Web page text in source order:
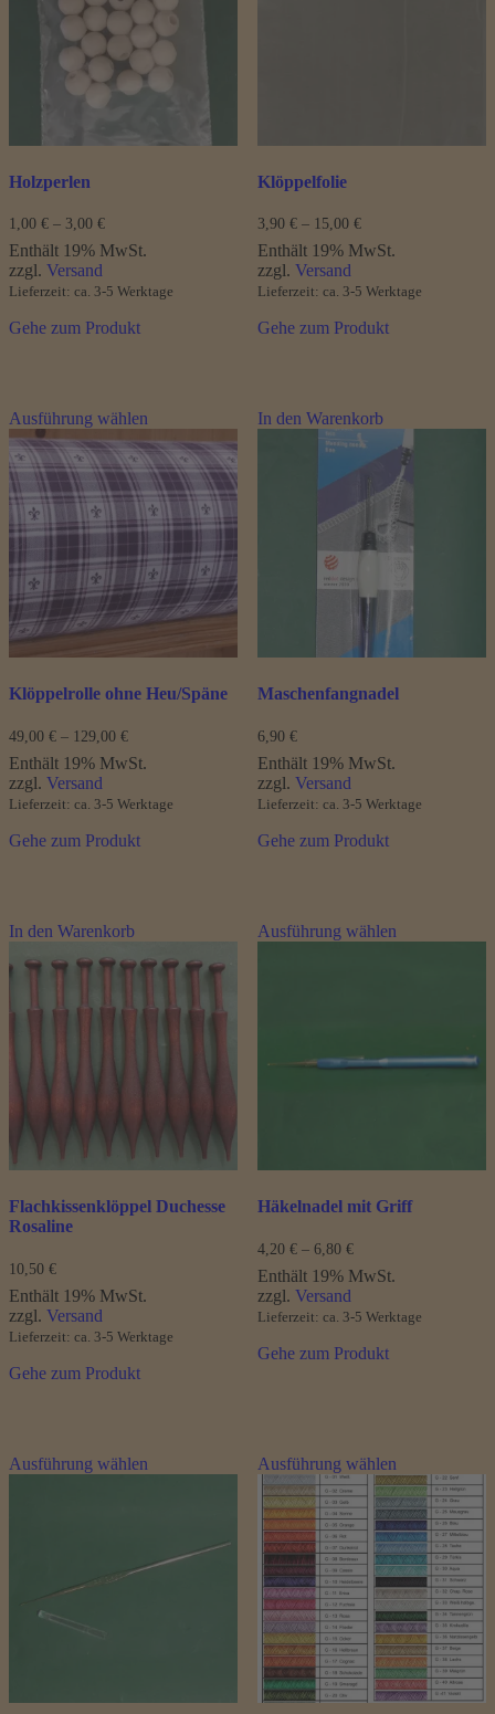
Die
Optionen
können
auf
der
werden
Holzperlen
1,00 € – 3,00 €Preisspanne:
1,00 €
bis
Enthält 19% MwSt.
zzgl. Versand
Lieferzeit: ca. 3-5 Werktage
Gehe zum Produkt
werden
Klöppelfolie
3,90 € – 15,00 €Preisspanne:
3,90 €
bis
Enthält 19% MwSt.
zzgl. Versand
Lieferzeit: ca. 3-5 Werktage
Gehe zum Produkt
Ausführung wählenProdukt
weist
mehrere
Varianten
auf.
Die
können
auf
der
Produktseite
werden
Klöppelrolle ohne Heu/Späne
49,00 € – 129,00 €Preisspanne:
49,00 €
bis
Enthält 19% MwSt.
zzgl. Versand
Lieferzeit: ca. 3-5 Werktage
Gehe zum Produkt
In den Warenkorb
Maschenfangnadel
6,90 €
Enthält 19% MwSt.
zzgl. Versand
Lieferzeit: ca. 3-5 Werktage
Gehe zum Produkt
In den Warenkorb
Flachkissenklöppel Duchesse
Rosaline
10,50 €
Enthält 19% MwSt.
zzgl. Versand
Lieferzeit: ca. 3-5 Werktage
Gehe zum Produkt
Ausführung wählenProdukt
können
werden
Häkelnadel mit Griff
4,20 € – 6,80 €Preisspanne:
bis
Enthält 19% MwSt.
zzgl. Versand
Lieferzeit: ca. 3-5 Werktage
Gehe zum Produkt
Ausführung wählenProdukt
Die
werden
Ausführung wählenProdukt
weist
mehrere
Varianten
auf.
Die
Optionen
können
auf
der
Produktseite
gewählt
werden